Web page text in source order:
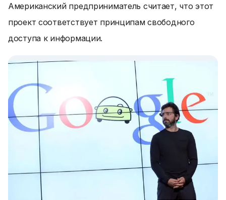
Американский предприниматель считает, что этот
проект соответствует принципам свободного
доступа к информации.